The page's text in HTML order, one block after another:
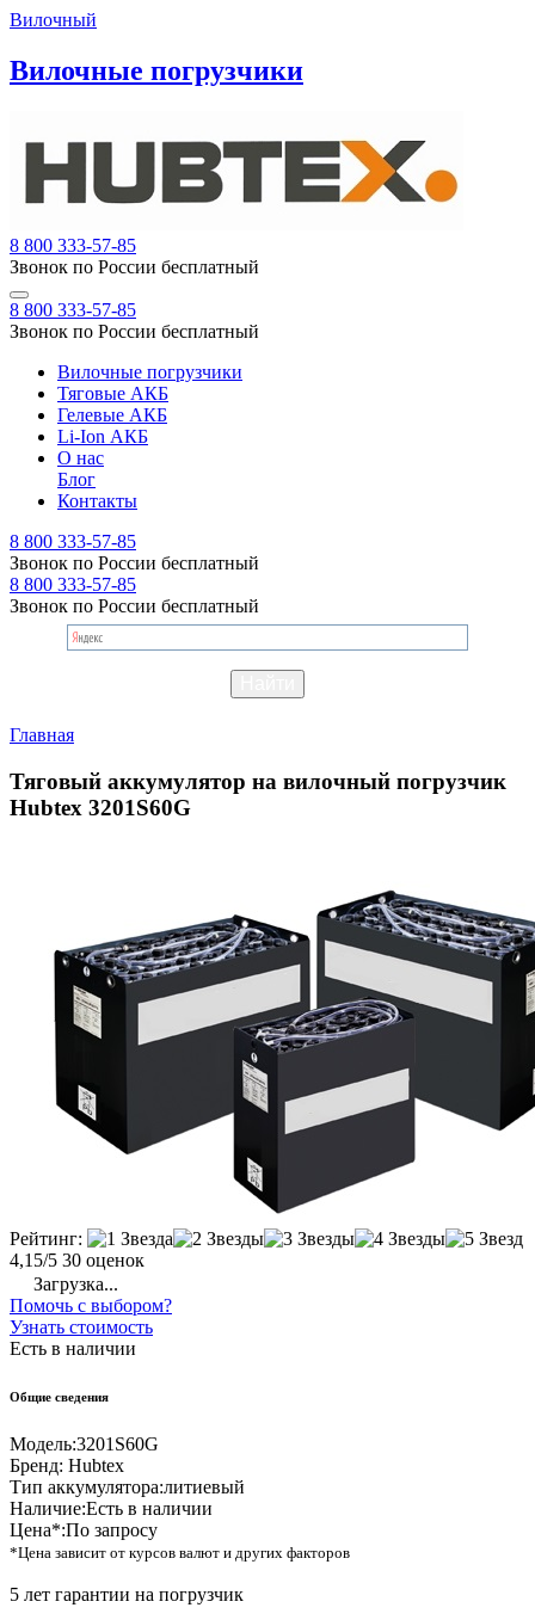
Вилочный
Вилочные погрузчики
8 800 333-57-85
Звонок по России бесплатный
8 800 333-57-85
Звонок по России бесплатный
Вилочные погрузчики
Тяговые АКБ
Гелевые АКБ
Li-Ion АКБ
О нас
Блог
Контакты
8 800 333-57-85
Звонок по России бесплатный
8 800 333-57-85
Звонок по России бесплатный
Главная
Тяговый аккумулятор на вилочный погрузчик
Hubtex 3201S60G
Рейтинг:
4,15/5 30 оценок
Загрузка...
Помочь с выбором?
Узнать стоимость
Есть в наличии
Общие сведения
Модель:3201S60G
Бренд: Hubtex
Тип аккумулятора:литиевый
Наличие:Есть в наличии
Цена*:По запросу
*Цена зависит от курсов валют и других факторов
5 лет гарантии на погрузчик